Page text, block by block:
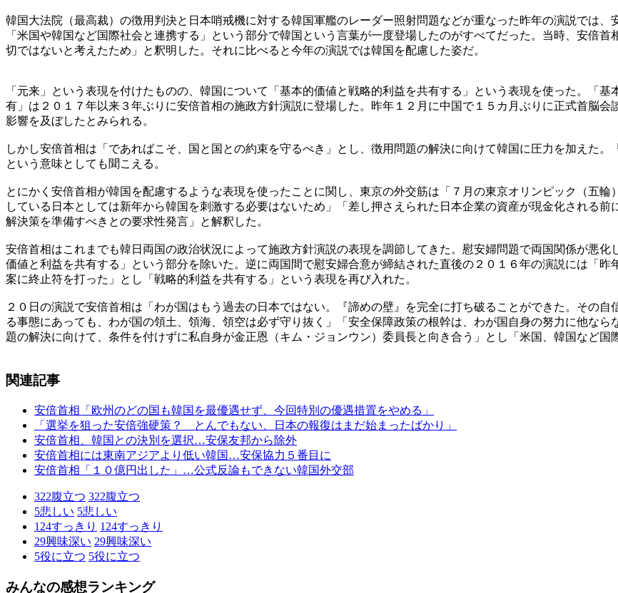
韓国大法院（最高裁）の徴用判決と日本哨戒機に対する韓国軍艦のレーダー照射問題などが重なった昨年の演説では
「米国や韓国など国際社会と連携する」という部分で韓国という言葉が一度登場したのがすべてだった。当時、安倍
切ではないと考えたため」と釈明した。それに比べると今年の演説では韓国を配慮した姿だ。
「元来」という表現を付けたものの、韓国について「基本的価値と戦略的利益を共有する」という表現を使った。「
有」は２０１７年以来３年ぶりに安倍首相の施政方針演説に登場した。昨年１２月に中国で１５カ月ぶりに正式首脳
影響を及ぼしたとみられる。
しかし安倍首相は「であればこそ、国と国との約束を守るべき」とし、徴用問題の解決に向けて韓国に圧力を加えた。
という意味としても聞こえる。
とにかく安倍首相が韓国を配慮するような表現を使ったことに関し、東京の外交筋は「７月の東京オリンピック（五
している日本としては新年から韓国を刺激する必要はないため」「差し押さえられた日本企業の資産が現金化される
解決策を準備すべきとの要求性発言」と解釈した。
安倍首相はこれまでも韓日両国の政治状況によって施政方針演説の表現を調節してきた。慰安婦問題で両国関係が悪
価値と利益を共有する」という部分を除いた。逆に両国間で慰安婦合意が締結された直後の２０１６年の演説には「
案に終止符を打った」とし「戦略的利益を共有する」という表現を再び入れた。
２０日の演説で安倍首相は「わが国はもう過去の日本ではない。『諦めの壁』を完全に打ち破ることができた。その
る事態にあっても、わが国の領土、領海、領空は必ず守り抜く」「安全保障政策の根幹は、わが国自身の努力に他な
題の解決に向けて、条件を付けずに私自身が金正恩（キム・ジョンウン）委員長と向き合う」とし「米国、韓国など国
関連記事
安倍首相「欧州のどの国も韓国を最優遇せず、今回特別の優遇措置をやめる」
「選挙を狙った安倍強硬策？ とんでもない、日本の報復はまだ始まったばかり」
安倍首相、韓国との決別を選択…安保友邦から除外
安倍首相には東南アジアより低い韓国…安保協力５番目に
安倍首相「１０億円出した」…公式反論もできない韓国外交部
322腹立つ 322腹立つ
5悲しい 5悲しい
124すっきり 124すっきり
29興味深い 29興味深い
5役に立つ 5役に立つ
みんなの感想ランキング